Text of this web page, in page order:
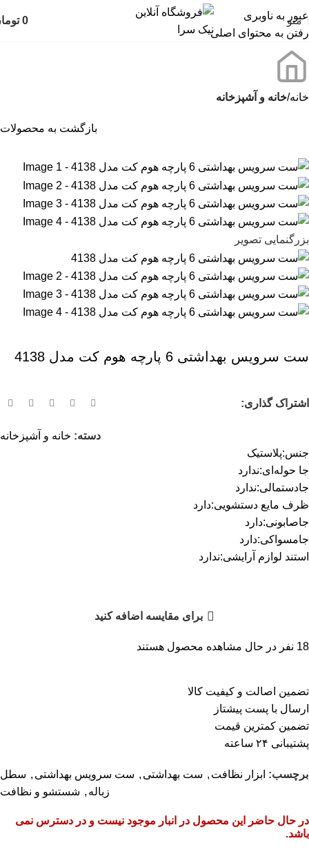
عبور به ناوبری
رفتن به محتوای اصلی
منو 0
خانه خانه و آشپزخانه
بازگشت به محصولات
بزرگنمایی تصویر
ست سرویس بهداشتی 6 پارچه هوم کت مدل 4138
اشتراک گذاری:
دسته: خانه و آشپزخانه
جنس:پلاستیک
جا حوله‌ای:ندارد
جادستمالی:ندارد
ظرف مایع دستشویی:دارد
جاصابونی:دارد
جامسواکی:دارد
استند لوازم آرایشی:ندارد
برای مقایسه اضافه کنید
18 نفر در حال مشاهده محصول هستند
تضمین اصالت و کیفیت کالا
ارسال با پست پیشتاز
تضمین کمترین قیمت
پشتیبانی ۲۴ ساعته
برچسب: ابزار نظافت , ست بهداشتی , ست سرویس بهداشتی , سطل
زباله , شستشو و نظافت
در حال حاضر این محصول در انبار موجود نیست و در دسترس نمی
باشد.